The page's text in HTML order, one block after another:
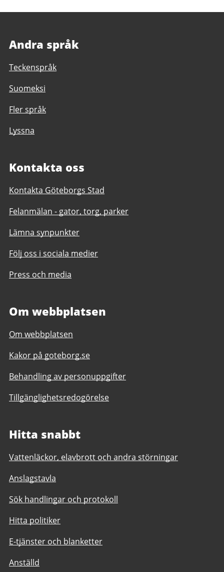
Andra språk
Teckenspråk
Suomeksi
Fler språk
Lyssna
Kontakta oss
Kontakta Göteborgs Stad
Felanmälan - gator, torg, parker
Lämna synpunkter
Följ oss i sociala medier
Press och media
Om webbplatsen
Om webbplatsen
Kakor på goteborg.se
Behandling av personuppgifter
Tillgänglighetsredogörelse
Hitta snabbt
Vattenläckor, elavbrott och andra störningar
Anslagstavla
Sök handlingar och protokoll
Hitta politiker
E-tjänster och blanketter
Anställd